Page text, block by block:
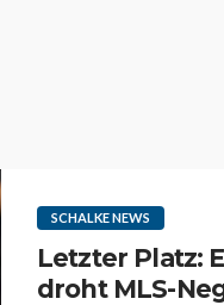
SCHALKE NEWS
Letzter Platz:
droht MLS-